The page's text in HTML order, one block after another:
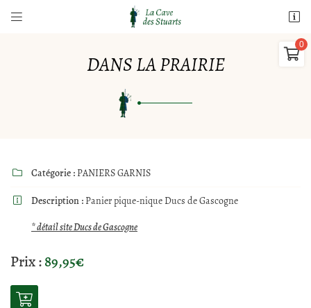
 

Il n'y a aucun produit dans votre panier
Adresse email de réception
DANS LA PRAIRIE
 Catégorie : PANIERS GARNIS
 Description : Panier pique-nique Ducs de Gascogne
* détail site Ducs de Gascogne
Prix :89,95€